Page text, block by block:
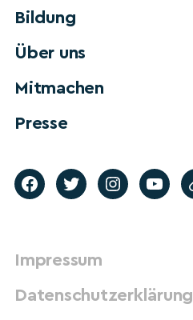
Bildung
Über uns
Mitmachen
Presse
Impressum
Datenschutzerklärung